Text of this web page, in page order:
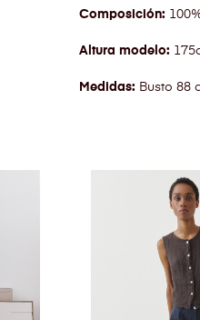
Composición:
Altura modelo:
Medidas: Busto 88